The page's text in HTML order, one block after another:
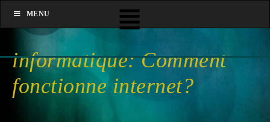
informatique: Comment
fonctionne internet?
MENU